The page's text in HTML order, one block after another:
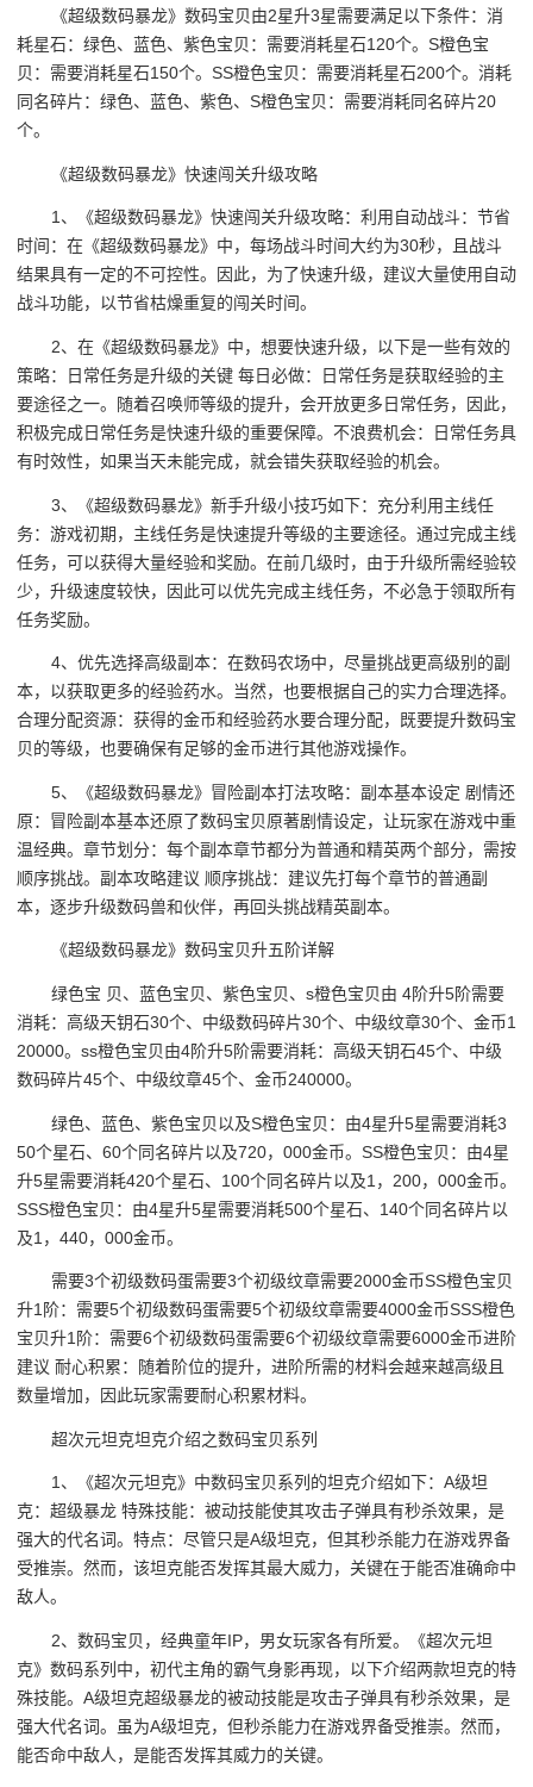
《超级数码暴龙》数码宝贝由2星升3星需要满足以下条件：消
耗星石：绿色、蓝色、紫色宝贝：需要消耗星石120个。S橙色宝
贝：需要消耗星石150个。SS橙色宝贝：需要消耗星石200个。消耗
同名碎片：绿色、蓝色、紫色、S橙色宝贝：需要消耗同名碎片20
个。
《超级数码暴龙》快速闯关升级攻略
1、《超级数码暴龙》快速闯关升级攻略：利用自动战斗：节省
时间：在《超级数码暴龙》中，每场战斗时间大约为30秒，且战斗
结果具有一定的不可控性。因此，为了快速升级，建议大量使用自动
战斗功能，以节省枯燥重复的闯关时间。
2、在《超级数码暴龙》中，想要快速升级，以下是一些有效的
策略：日常任务是升级的关键 每日必做：日常任务是获取经验的主
要途径之一。随着召唤师等级的提升，会开放更多日常任务，因此，
积极完成日常任务是快速升级的重要保障。不浪费机会：日常任务具
有时效性，如果当天未能完成，就会错失获取经验的机会。
3、《超级数码暴龙》新手升级小技巧如下：充分利用主线任
务：游戏初期，主线任务是快速提升等级的主要途径。通过完成主线
任务，可以获得大量经验和奖励。在前几级时，由于升级所需经验较
少，升级速度较快，因此可以优先完成主线任务，不必急于领取所有
任务奖励。
4、优先选择高级副本：在数码农场中，尽量挑战更高级别的副
本，以获取更多的经验药水。当然，也要根据自己的实力合理选择。
合理分配资源：获得的金币和经验药水要合理分配，既要提升数码宝
贝的等级，也要确保有足够的金币进行其他游戏操作。
5、《超级数码暴龙》冒险副本打法攻略：副本基本设定 剧情还
原：冒险副本基本还原了数码宝贝原著剧情设定，让玩家在游戏中重
温经典。章节划分：每个副本章节都分为普通和精英两个部分，需按
顺序挑战。副本攻略建议 顺序挑战：建议先打每个章节的普通副
本，逐步升级数码兽和伙伴，再回头挑战精英副本。
《超级数码暴龙》数码宝贝升五阶详解
绿色宝 贝、蓝色宝贝、紫色宝贝、s橙色宝贝由 4阶升5阶需要
消耗：高级天钥石30个、中级数码碎片30个、中级纹章30个、金币1
20000。ss橙色宝贝由4阶升5阶需要消耗：高级天钥石45个、中级
数码碎片45个、中级纹章45个、金币240000。
绿色、蓝色、紫色宝贝以及S橙色宝贝：由4星升5星需要消耗3
50个星石、60个同名碎片以及720，000金币。SS橙色宝贝：由4星
升5星需要消耗420个星石、100个同名碎片以及1，200，000金币。
SSS橙色宝贝：由4星升5星需要消耗500个星石、140个同名碎片以
及1，440，000金币。
需要3个初级数码蛋需要3个初级纹章需要2000金币SS橙色宝贝
升1阶：需要5个初级数码蛋需要5个初级纹章需要4000金币SSS橙色
宝贝升1阶：需要6个初级数码蛋需要6个初级纹章需要6000金币进阶
建议 耐心积累：随着阶位的提升，进阶所需的材料会越来越高级且
数量增加，因此玩家需要耐心积累材料。
超次元坦克坦克介绍之数码宝贝系列
1、《超次元坦克》中数码宝贝系列的坦克介绍如下：A级坦
克：超级暴龙 特殊技能：被动技能使其攻击子弹具有秒杀效果，是
强大的代名词。特点：尽管只是A级坦克，但其秒杀能力在游戏界备
受推崇。然而，该坦克能否发挥其最大威力，关键在于能否准确命中
敌人。
2、数码宝贝，经典童年IP，男女玩家各有所爱。《超次元坦
克》数码系列中，初代主角的霸气身影再现，以下介绍两款坦克的特
殊技能。A级坦克超级暴龙的被动技能是攻击子弹具有秒杀效果，是
强大代名词。虽为A级坦克，但秒杀能力在游戏界备受推崇。然而，
能否命中敌人，是能否发挥其威力的关键。